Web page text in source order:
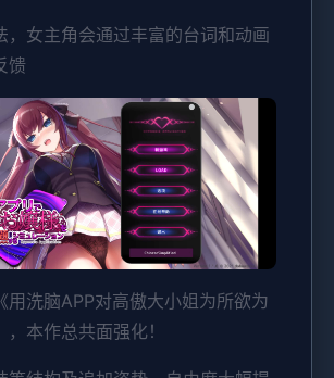
，女主角会通过丰富的台词和动画
馈
用洗脑APP对高傲大小姐为所欲为
本作总共面强化！